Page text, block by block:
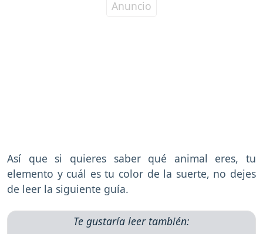
Así que si quieres saber qué animal eres, tu
elemento y cuál es tu color de la suerte, no dejes
de leer la siguiente guía.
Te gustaría leer también: